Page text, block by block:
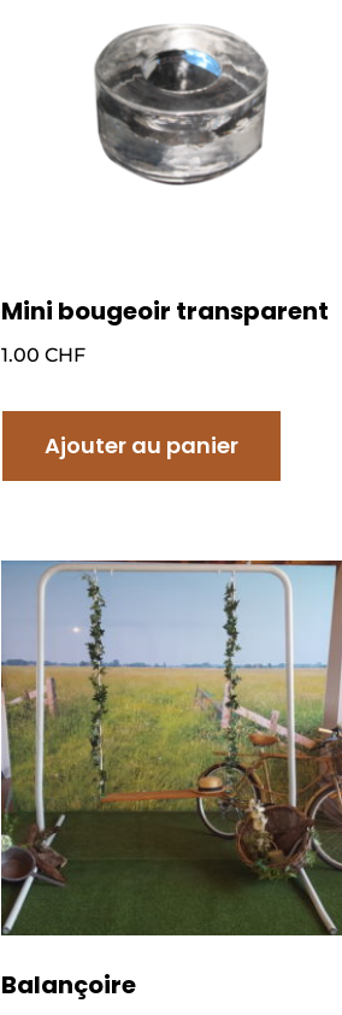
Mini bougeoir transparent
1.00 CHF
Ajouter au panier
Balançoire